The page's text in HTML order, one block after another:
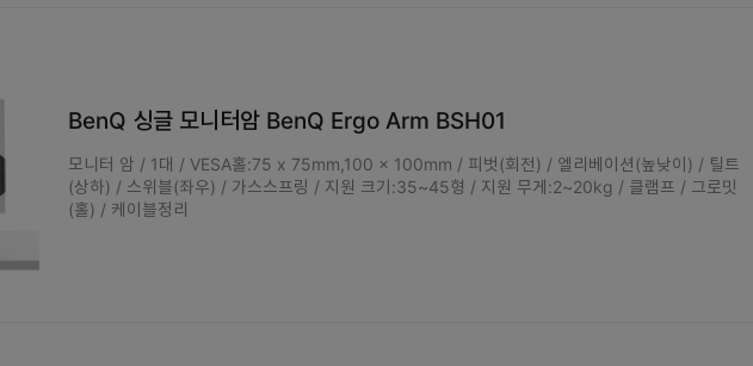
BenQ 싱글 모니터암 BenQ Ergo Arm BSH01
모니터 암 / 1대 / VESA홀:75 x 75mm,100 x 100mm / 피벗(회전) / 엘리베이션(높낮이) / 틸트
(상하) / 스위블(좌우) / 가스스프링 / 지원 크기:35~45형 / 지원 무게:2~20kg / 클램프 / 그로밋
(홀) / 케이블정리